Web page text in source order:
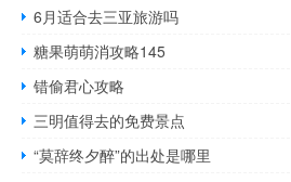
6月适合去三亚旅游吗
糖果萌萌消攻略145
错偷君心攻略
三明值得去的免费景点
“莫辞终夕醉”的出处是哪里